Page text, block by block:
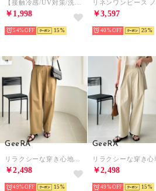
￥1,998
54% 15
￥3,597
40% 25
GeeRA
￥2,498
49% 15
GeeRA
￥2,498
49% 15